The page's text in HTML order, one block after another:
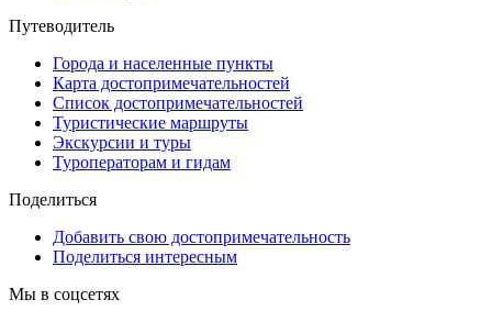
Путеводитель
Города и населенные пункты
Карта достопримечательностей
Список достопримечательностей
Туристические маршруты
Экскурсии и туры
Туроператорам и гидам
Поделиться
Добавить свою достопримечательность
Поделиться интересным
Мы в соцсетях